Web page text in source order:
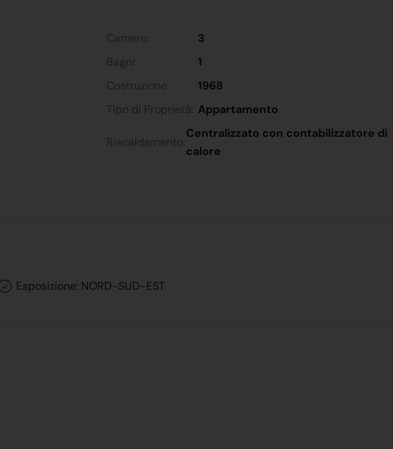
Camere:
3
Bagni:
1
Costruzione:
1968
Tipo di Proprietà: Appartamento
Riscaldamento:
Centralizzato con contabilizzatore di
calore
Esposizione: NORD-SUD-EST